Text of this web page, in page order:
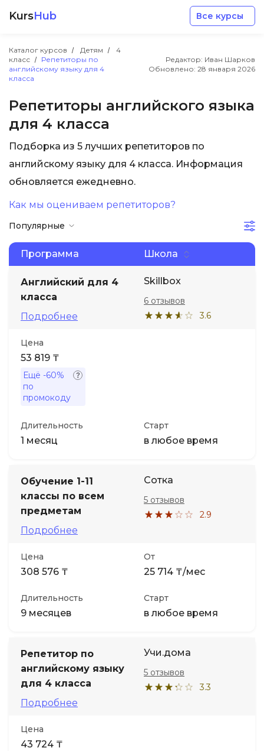
KursHub Все курсы
Каталог курсов Детям
4
класс
Репетиторы по
английскому языку для 4
класса
Редактор: Иван Шарков
Обновлено: 28 января 2026
Репетиторы английского языка
для 4 класса
Подборка из 5 лучших репетиторов по
английскому языку для 4 класса. Информация
обновляется ежедневно.
Как мы оцениваем репетиторов?
Популярные
Программа Школа
Английский для 4
класса
Подробнее
Skillbox
3.6
6 отзывов
Цена
53 819 ₸
Ещё -60%
по
промокоду
Длительность
1 месяц
Старт
в любое время
Обучение 1-11
классы по всем
предметам
Подробнее
Сотка
2.9
5 отзывов
Цена
308 576 ₸
От
25 714 ₸/мес
Длительность
9 месяцев
Старт
в любое время
Репетитор по
английскому языку
для 4 класса
Подробнее
Учи.дома
3.3
5 отзывов
Цена
43 724 ₸
Разработка
Маркетинг
Аналитика
Менеджмент
Иностранные языки
Soft Skills
ДПО
Детям
Акции и промокоды